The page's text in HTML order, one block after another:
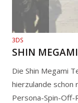
3DS
SHIN
Die Shin Megami
hierzulande schon
Persona-Spin-